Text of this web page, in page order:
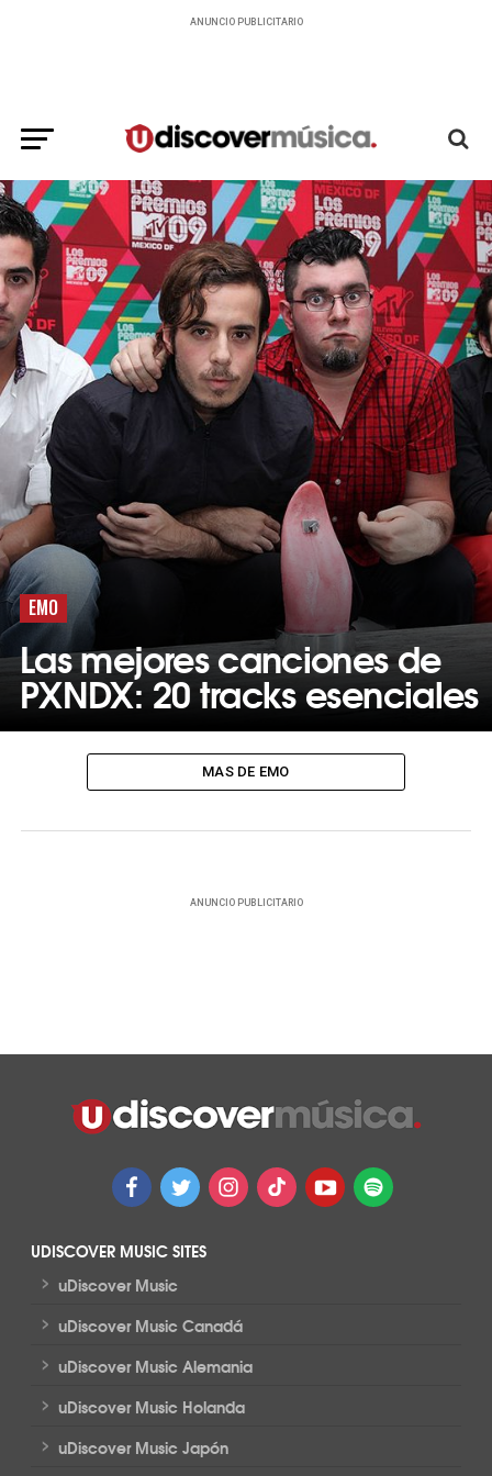
ANUNCIO PUBLICITARIO
EMO
Las mejores canciones de
PXNDX: 20 tracks esenciales
MAS DE EMO
ANUNCIO PUBLICITARIO
UDISCOVER MUSIC SITES
> uDiscover Music
> uDiscover Music Canadá
> uDiscover Music Alemania
> uDiscover Music Holanda
> uDiscover Music Japón